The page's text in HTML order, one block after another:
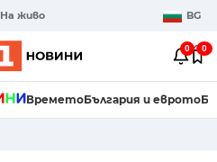
На живо BG
0 0
ВреметоБългария и еврото